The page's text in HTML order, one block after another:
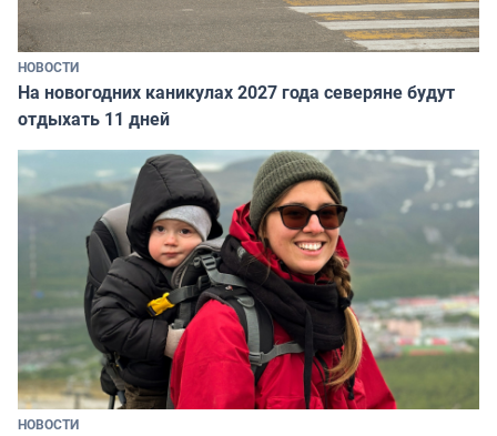
НОВОСТИ
На новогодних каникулах 2027 года северяне будут
отдыхать 11 дней
НОВОСТИ